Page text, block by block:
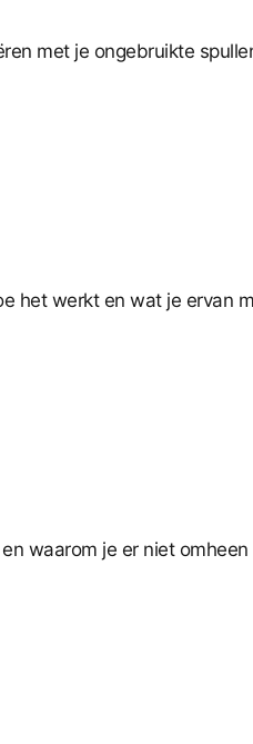
met je ongebruikte
het werkt en wat je ervan
waarom je er niet